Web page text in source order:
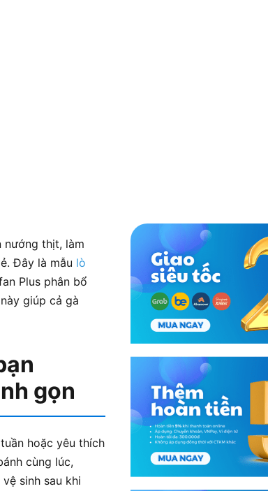
nướng thịt, làm
Đây là mẫu lò
Plus phân bổ
giúp cả gà
gọn
hoặc yêu thích
cùng lúc,
sinh sau khi